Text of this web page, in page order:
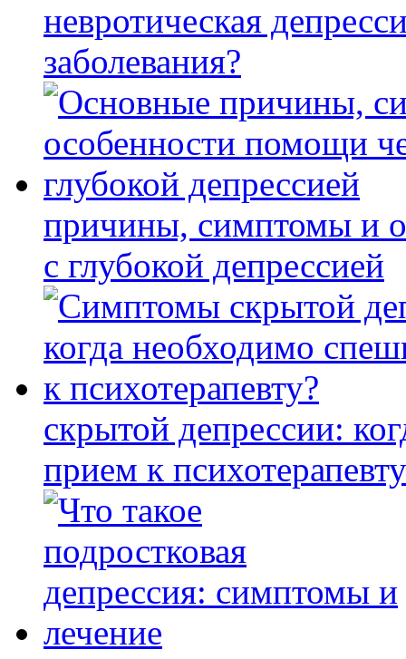
невротическая
заболевания?
причины, симптомы и
с глубокой депрессией
скрытой депрессии:
прием к